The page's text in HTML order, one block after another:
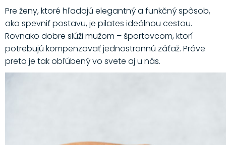
Pre ženy, ktoré hľadajú elegantný a funkčný spôsob,
ako spevniť postavu, je pilates ideálnou cestou.
Rovnako dobre slúži mužom – športovcom, ktorí
potrebujú kompenzovať jednostrannú záťaž. Práve
preto je tak obľúbený vo svete aj u nás.